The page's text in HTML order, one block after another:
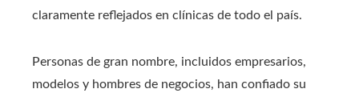
claramente reflejados en clínicas de todo el país.
Personas de gran nombre, incluidos empresarios,
modelos y hombres de negocios, han confiado su